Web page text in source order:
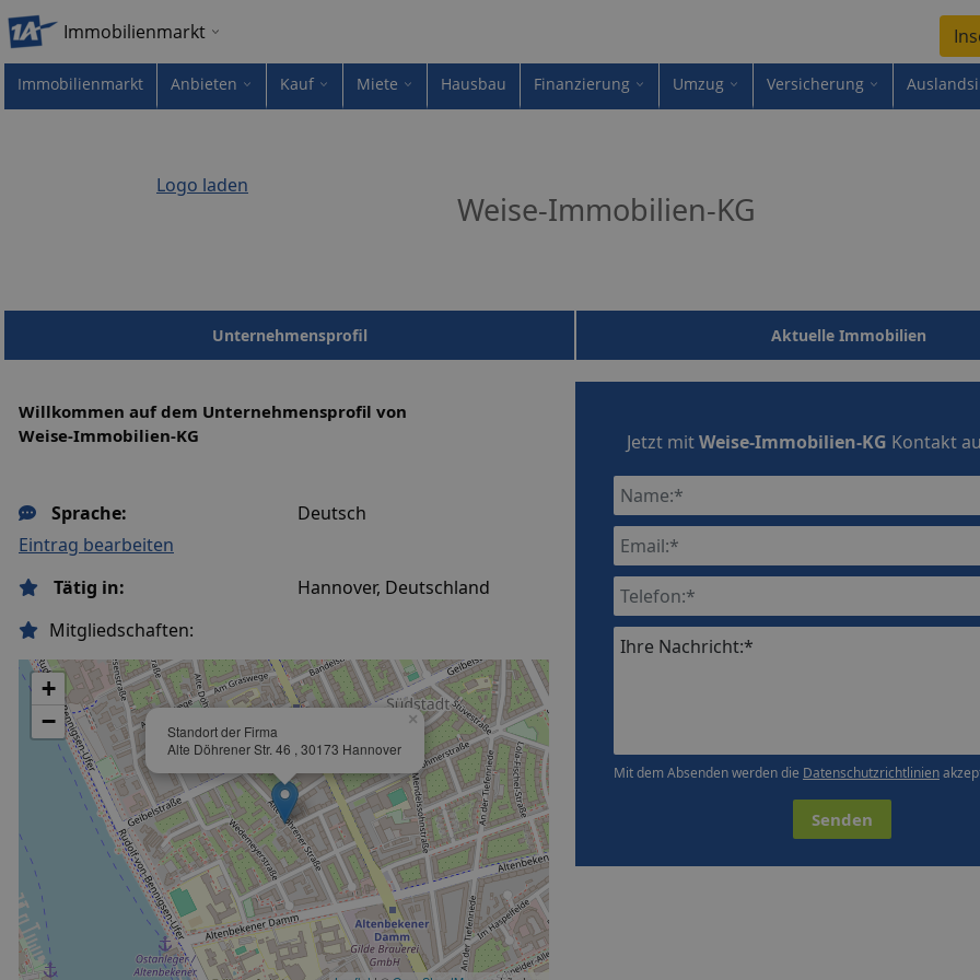
Immobilienmarkt
Immobilienmarkt Anbieten Kauf Miete Hausbau Finanzierung Umzug Versicherung
Logo laden
Weise-Immobilien-KG
Unternehmensprofil Aktuelle Immobilien
Willkommen auf dem Unternehmensprofil von
Weise-Immobilien-KG
Sprache:
Deutsch
Eintrag bearbeiten
Tätig in:
Hannover, Deutschland
Mitgliedschaften:
Standort der Firma
Alte Döhrener Str. 46 , 30173 Hannover
×
+
−
Jetzt mitWeise-Immobilien-KG Kontakt
Ihre Nachricht:*
Mit dem Absenden werden die Datenschutzrichtlinien
Senden